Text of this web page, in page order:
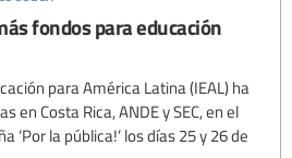
fondos para educación
para América Latina (IEAL) ha
en Costa Rica, ANDE y SEC, en el
‘Por la pública!’ los días 25 y 26 de